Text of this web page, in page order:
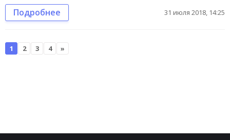
Подробнее 31 июля 2018, 14:25
1 2 3 4 »